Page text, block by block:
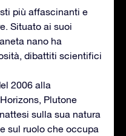
più affascinanti e
Situato ai suoi
nano ha
dibattiti scientifici
2006 alla
Plutone
sulla sua natura
sul ruolo che occupa